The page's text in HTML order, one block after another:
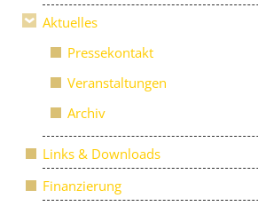
Aktuelles
Pressekontakt
Veranstaltungen
Archiv
Links & Downloads
Finanzierung